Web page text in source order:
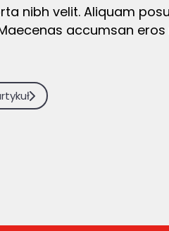
nibh velit. Aliquam
accumsan